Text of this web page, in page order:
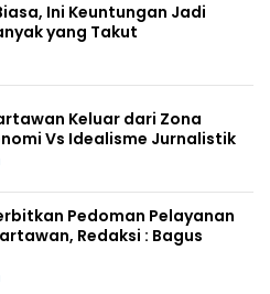
Ini Keuntungan Jadi
yang Takut
Keluar dari Zona
Vs Idealisme Jurnalistik
Pedoman Pelayanan
Redaksi : Bagus